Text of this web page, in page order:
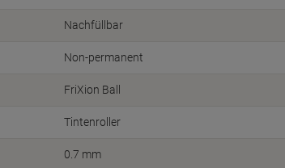
Nachfüllbar
Non-permanent
FriXion Ball
Tintenroller
0.7 mm